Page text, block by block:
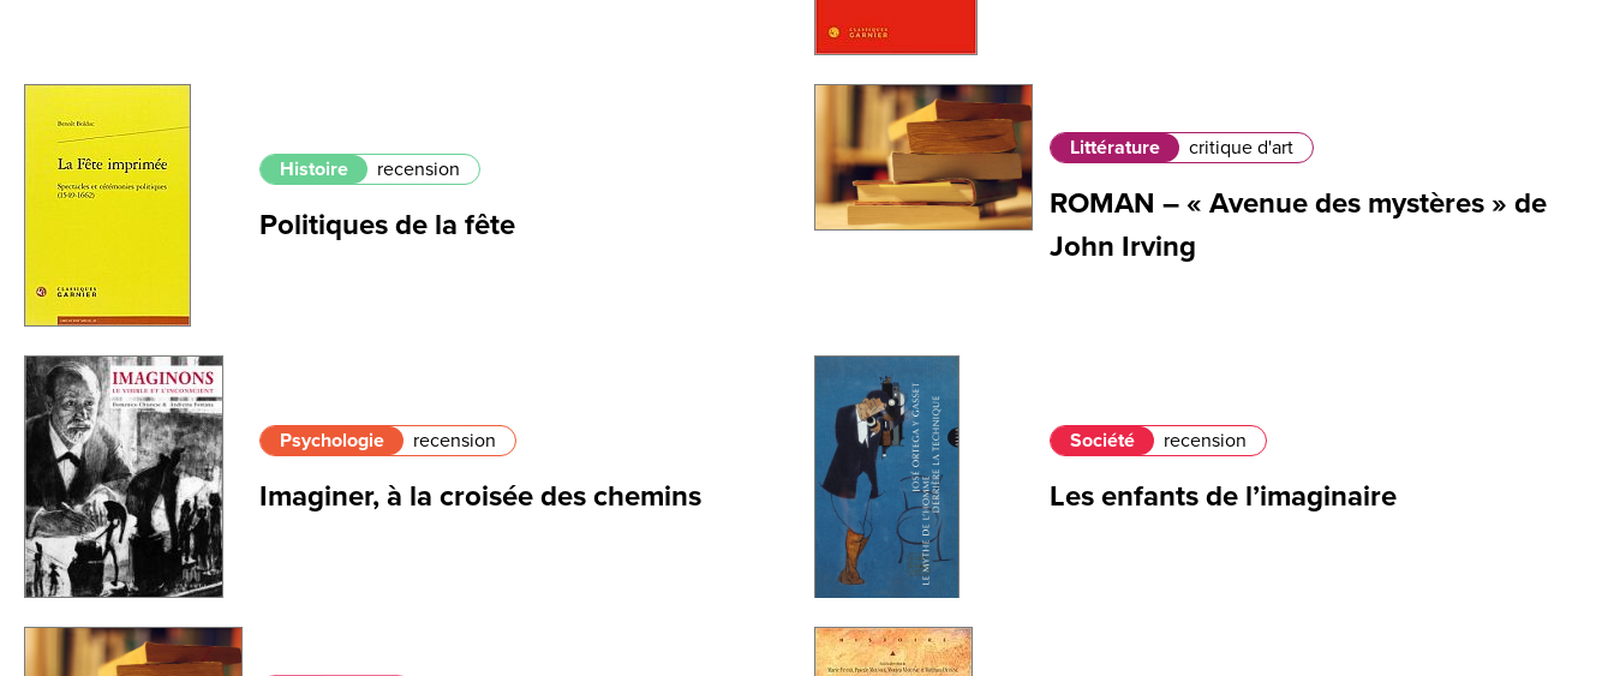
Histoire recension
Politiques de la fête
Littérature critique d'art
ROMAN – « Avenue des mystères » de
John Irving
Psychologie recension
Imaginer, à la croisée des chemins
Société recension
Les enfants de l’imaginaire